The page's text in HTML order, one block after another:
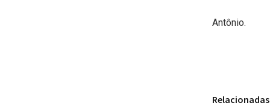
Antônio.
Relacionadas